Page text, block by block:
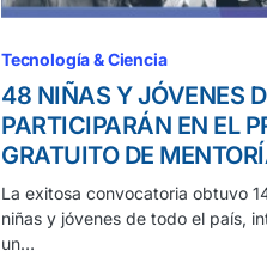
Tecnología & Ciencia
48 NIÑAS Y JÓVENES
PARTICIPARÁN EN EL
GRATUITO DE
La exitosa convocatoria obtuvo
niñas y jóvenes de todo el país,
un…